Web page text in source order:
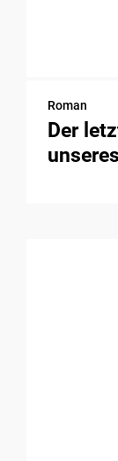
Roman
Der